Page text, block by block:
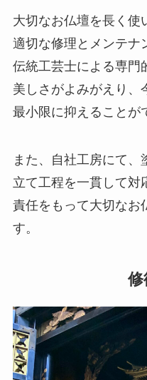
大切なお仏壇を長く使
適切な修理とメンテナ
伝統工芸士による専門
美しさがよみがえり、
最小限に抑えることが
また、自社工房にて、
立て工程を一貫して対
責任をもって大切なお
す。